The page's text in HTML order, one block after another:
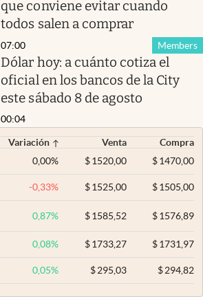
que conviene evitar cuando
todos salen a comprar
Members
07:00
Dólar hoy: a cuánto cotiza el
oficial en los bancos de la City
este sábado 8 de agosto
00:04
Variación Venta
Compra
0,00% $ 1520,00 $1470,00
-0,33% $ 1525,00 $1505,00
0,87% $ 1585,52 $1576,89
0,08% $ 1733,27 $1731,97
0,05% $295,03 $294,82